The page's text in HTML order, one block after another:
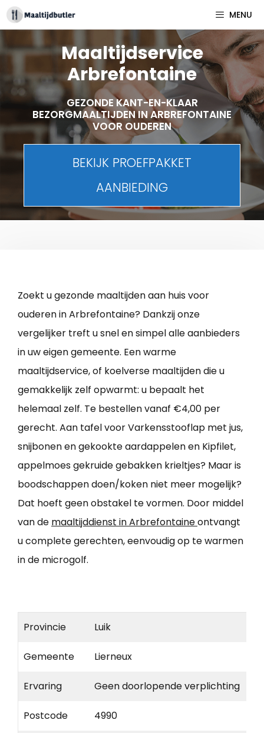
Spring
naar
inhoud
MENU
Maaltijdservice
Arbrefontaine
GEZONDE KANT-EN-KLAAR
BEZORGMAALTIJDEN IN ARBREFONTAINE
VOOR OUDEREN
BEKIJK PROEFPAKKET
AANBIEDING
Zoekt u gezonde maaltijden aan huis voor
ouderen in Arbrefontaine? Dankzij onze
vergelijker treft u snel en simpel alle aanbieders
in uw eigen gemeente. Een warme
maaltijdservice, of koelverse maaltijden die u
gemakkelijk zelf opwarmt: u bepaalt het
helemaal zelf. Te bestellen vanaf €4,00 per
gerecht. Aan tafel voor Varkensstooflap met jus,
snijbonen en gekookte aardappelen en Kipfilet,
appelmoes gekruide gebakken krieltjes? Maar is
boodschappen doen/koken niet meer mogelijk?
Dat hoeft geen obstakel te vormen. Door middel
van de maaltijddienst in Arbrefontaineontvangt
u complete gerechten, eenvoudig op te warmen
in de microgolf.
Provincie Luik
Gemeente Lierneux
Ervaring Geen doorlopende verplichting
Postcode 4990